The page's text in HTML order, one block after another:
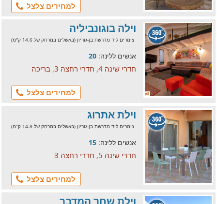
למחירים צלצל
וילה בוגונביליה
צימרים ליד מדרשת בן-גוריון (באשלים במרחק של 14.6 ק"מ)
אנשים ללינה: 20
חדרי שינה 4, חדרי רחצה 3, בריכה
למחירים צלצל
וילת אתרוג
צימרים ליד מדרשת בן-גוריון (באשלים במרחק של 14.8 ק"מ)
אנשים ללינה: 15
חדרי שינה 5, חדרי רחצה 3
למחירים צלצל
וילת שחר המדבר